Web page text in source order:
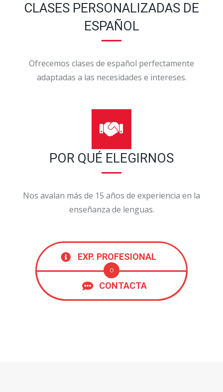
CLASES PERSONALIZADAS DE
ESPAÑOL
Ofrecemos clases de español perfectamente
adaptadas a las necesidades e intereses.
POR QUÉ ELEGIRNOS
Nos avalan más de 15 años de experiencia en la
enseñanza de lenguas.
EXP. PROFESIONAL
O
CONTACTA